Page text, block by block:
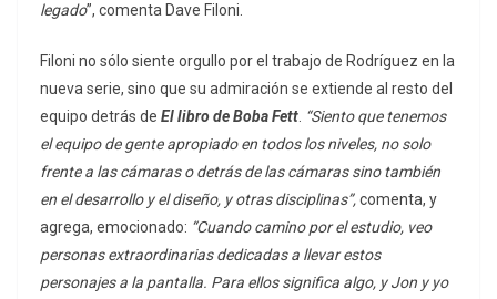
legado”, comenta Dave Filoni.
Filoni no sólo siente orgullo por el trabajo de Rodríguez en la
nueva serie, sino que su admiración se extiende al resto del
equipo detrás de El libro de Boba Fett. “Siento que tenemos
el equipo de gente apropiado en todos los niveles, no solo
frente a las cámaras o detrás de las cámaras sino también
en el desarrollo y el diseño, y otras disciplinas”,comenta, y
agrega, emocionado: “Cuando camino por el estudio, veo
personas extraordinarias dedicadas a llevar estos
personajes a la pantalla. Para ellos significa algo, y Jon y yo